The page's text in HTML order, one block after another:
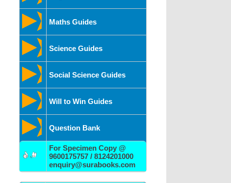
Maths Guides
Science Guides
Social Science Guides
Will to Win Guides
Question Bank
For Specimen Copy @
9600175757 / 8124201000
enquiry@surabooks.com